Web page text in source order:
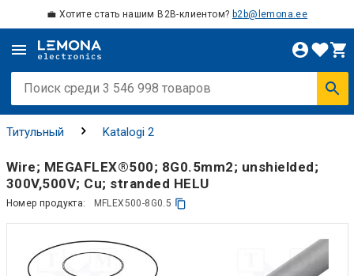
💼 Хотите стать нашим B2B-клиентом? b2b@lemona.ee
Титульный Katalogi 2
Wire; MEGAFLEX®500; 8G0.5mm2; unshielded;
300V,500V; Cu; stranded HELU
Номер продукта: MFLEX500-8G0.5